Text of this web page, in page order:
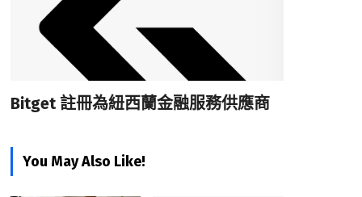
Bitget 註冊為紐西蘭金融服務供應商
You May Also Like!